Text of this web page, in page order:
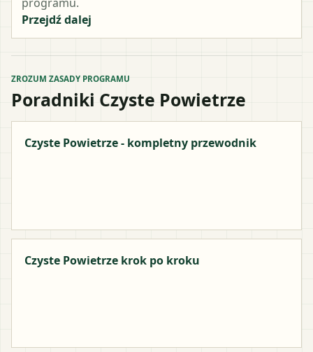
Przejdź dalej
ZROZUM ZASADY PROGRAMU
Poradniki Czyste Powietrze
Czyste Powietrze - kompletny przewodnik
Czyste Powietrze krok po kroku